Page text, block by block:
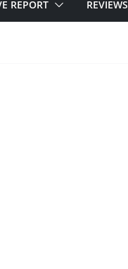
REPORT REVIEWS